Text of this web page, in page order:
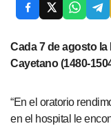
Cada 7 de agosto la Iglesia Católica celebra a San
Cayetano (1480-
“En el oratorio
en el hospital le